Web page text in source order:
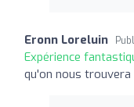
Eronn Loreluin
Expérience
qu'on nous trouvera